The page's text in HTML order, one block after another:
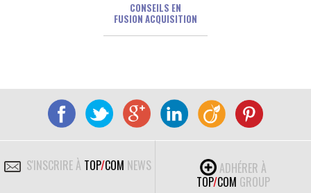
CONSEILS EN
FUSION ACQUISITION
S'INSCRIRE À TOP/COM NEWS
ADHÉRER À
TOP/COM GROUP